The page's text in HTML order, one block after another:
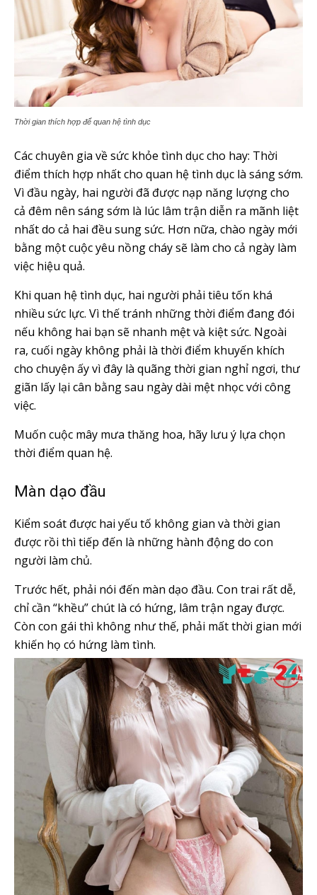
Thời gian thích hợp để quan hệ tình dục
Các chuyên gia về sức khỏe tình dục cho hay: Thời
điểm thích hợp nhất cho quan hệ tình dục là sáng sớm.
Vì đầu ngày, hai người đã được nạp năng lượng cho
cả đêm nên sáng sớm là lúc lâm trận diễn ra mãnh liệt
nhất do cả hai đều sung sức. Hơn nữa, chào ngày mới
bằng một cuộc yêu nồng cháy sẽ làm cho cả ngày làm
việc hiệu quả.
Khi quan hệ tình dục, hai người phải tiêu tốn khá
nhiều sức lực. Vì thế tránh những thời điểm đang đói
nếu không hai bạn sẽ nhanh mệt và kiệt sức. Ngoài
ra, cuối ngày không phải là thời điểm khuyến khích
cho chuyện ấy vì đây là quãng thời gian nghỉ ngơi, thư
giãn lấy lại cân bằng sau ngày dài mệt nhọc với công
việc.
Muốn cuộc mây mưa thăng hoa, hãy lưu ý lựa chọn
thời điểm quan hệ.
Màn dạo đầu
Kiểm soát được hai yếu tố không gian và thời gian
được rồi thì tiếp đến là những hành động do con
người làm chủ.
Trước hết, phải nói đến màn dạo đầu. Con trai rất dễ,
chỉ cần “khều” chút là có hứng, lâm trận ngay được.
Còn con gái thì không như thế, phải mất thời gian mới
khiến họ có hứng làm tình.